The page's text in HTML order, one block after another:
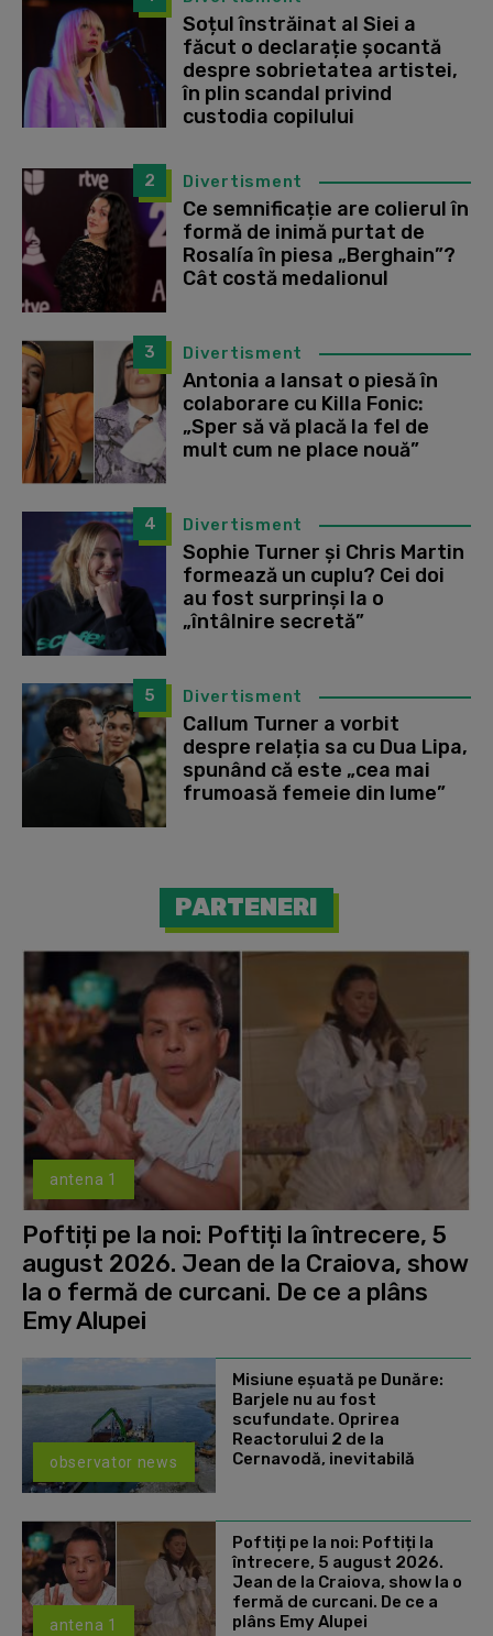
Soțul înstrăinat al Siei a
făcut o declarație șocantă
despre sobrietatea artistei,
în plin scandal privind
custodia copilului
2 Divertisment
Ce semnificație are colierul în
formă de inimă purtat de
Rosalía în piesa „Berghain”?
Cât costă medalionul
3 Divertisment
Antonia a lansat o piesă în
colaborare cu Killa Fonic:
„Sper să vă placă la fel de
mult cum ne place nouă”
4 Divertisment
Sophie Turner și Chris Martin
formează un cuplu? Cei doi
au fost surprinși la o
„întâlnire secretă”
5 Divertisment
Callum Turner a vorbit
despre relația sa cu Dua Lipa,
spunând că este „cea mai
frumoasă femeie din lume”
PARTENERI
antena 1
Poftiți pe la noi: Poftiți la întrecere, 5
august 2026. Jean de la Craiova, show
la o fermă de curcani. De ce a plâns
Emy Alupei
observator news
Misiune eșuată pe Dunăre:
Barjele nu au fost
scufundate. Oprirea
Reactorului 2 de la
Cernavodă, inevitabilă
antena 1
Poftiți pe la noi: Poftiți la
întrecere, 5 august 2026.
Jean de la Craiova, show la o
fermă de curcani. De ce a
plâns Emy Alupei